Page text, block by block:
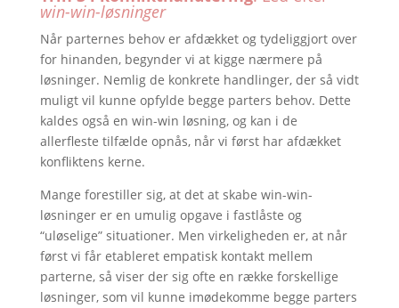
win-win-løsninger
Når parternes behov er afdækket og tydeliggjort over
for hinanden, begynder vi at kigge nærmere på
løsninger. Nemlig de konkrete handlinger, der så vidt
muligt vil kunne opfylde begge parters behov. Dette
kaldes også en win-win løsning, og kan i de
allerfleste tilfælde opnås, når vi først har afdækket
konfliktens kerne.
Mange forestiller sig, at det at skabe win-win-
løsninger er en umulig opgave i fastlåste og
“uløselige” situationer. Men virkeligheden er, at når
først vi får etableret empatisk kontakt mellem
parterne, så viser der sig ofte en række forskellige
løsninger, som vil kunne imødekomme begge parters